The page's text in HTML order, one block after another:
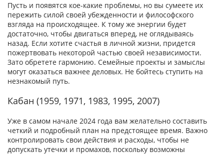
Пусть и появятся кое-какие проблемы, но вы сумеете их
пережить силой своей убежденности и философского
взгляда на происходящее. К тому же энергии будет
достаточно, чтобы двигаться вперед, не оглядываясь
назад. Если хотите счастья в личной жизни, придется
пожертвовать некоторой частью своей независимости.
Зато обретете гармонию. Семейные проекты и замыслы
могут оказаться важнее деловых. Не бойтесь ступить на
незнакомый путь.
Кабан (1959, 1971, 1983, 1995, 2007)
Уже в самом начале 2024 года вам желательно составить
четкий и подробный план на предстоящее время. Важно
контролировать свои действия и расходы, чтобы не
допускать утечки и промахов, поскольку возможны